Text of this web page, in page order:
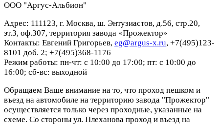
ООО "Аргус-Альбион"
Адрес: 111123, г. Москва, ш. Энтузиастов, д.56, стр.20,
эт.3, оф.307, территория завода «Прожектор»
Контакты: Евгений Григорьев, eg@argus-x.ru, +7(495)123-
8101 доб. 2; +7(495)368-1176
Режим работы: пн-чт: с 10:00 до 17:00; пт: с 10:00 до
16:00; сб-вс: выходной
Обращаем Ваше внимание на то, что проход пешком и
въезд на автомобиле на территорию завода "Прожектор"
осуществляется только через проходные, указанные на
схеме. Со стороны ул. Плеханова проход и въезд на